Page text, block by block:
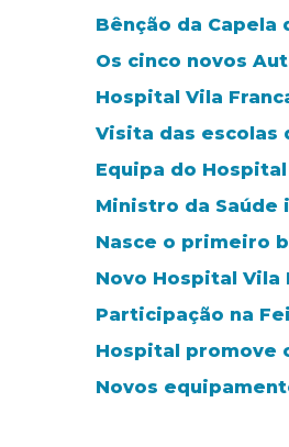
Bênção da Capela
Os cinco novos
Hospital Vila
Visita das escolas
Equipa do
Ministro da Saúde
Nasce o primeiro
Novo Hospital
Participação na
Hospital promove
Novos